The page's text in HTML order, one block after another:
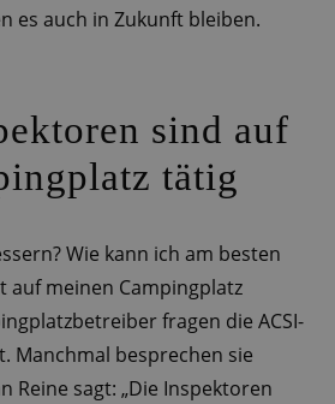
es auch in Zukunft bleiben.
sind auf
tätig
Wie kann ich am besten
auf meinen Campingplatz
fragen die ACSI-
Manchmal besprechen sie
Reine sagt: „Die Inspektoren